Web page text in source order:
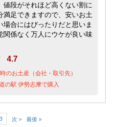
値段がそれほど高くない割に
満足できますので、安いお土
場合にはぴったりだと思いま
関係なく万人にウケが良い味
4.7
のお土産（会社・取引先）
の駅 伊勢志摩で購入
3 次 > 最後 »